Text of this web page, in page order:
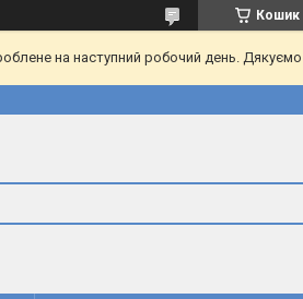
Кошик
на наступний робочий день. Дякуємо